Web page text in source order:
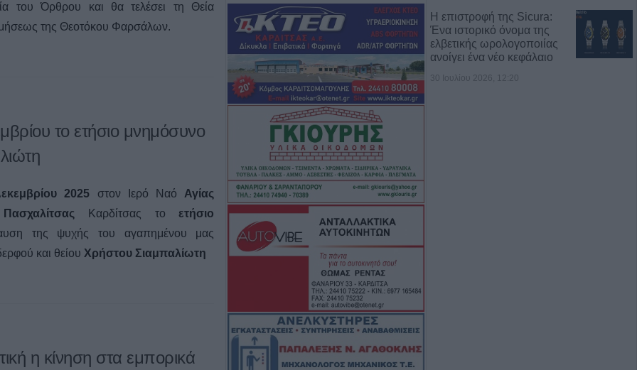
του Όρθρου και θα τελέσει τη Θεία
της Θεοτόκου Φαρσάλων.
το ετήσιο μνημόσυνο
2025 στον Ιερό Ναό Αγίας
Καρδίτσας το ετήσιο
της ψυχής του αγαπημένου μας
και θείου Χρήστου Σιαμπαλίωτη
η κίνηση στα εμπορικά
Η επιστροφή της Sicura:
Ένα ιστορικό όνομα της
ελβετικής ωρολογοποιίας
ανοίγει ένα νέο κεφάλαιο
30 Ιουλίου 2026, 12:20